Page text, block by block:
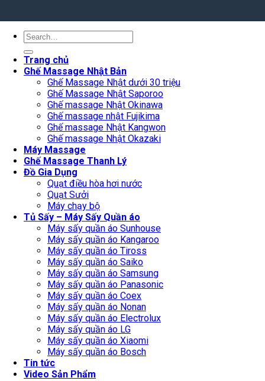
Search
Trang chủ
Ghế Massage Nhật Bản
Ghế Massage Nhật dưới 30 triệu
Ghế Massage Nhật Saporoo
Ghế massage Nhật Okinawa
Ghế massage nhật Fujikima
Ghế massage Nhật Kangwon
Ghế massage Nhật Okazaki
Máy Massage
Ghế Massage Thanh Lý
Đồ Gia Dụng
Quạt điều hòa hơi nước
Quạt Sưởi
Máy chạy bộ
Tủ Sấy – Máy Sấy Quần áo
Máy sấy quần áo Sunhouse
Máy sấy quần áo Kangaroo
Máy sấy quần áo Tiross
Máy sấy quần áo Saiko
Máy sấy quần áo Samsung
Máy sấy quần áo Panasonic
Máy sấy quần áo Coex
Máy sấy quần áo Nonan
Máy sấy quần áo Electrolux
Máy sấy quần áo LG
Máy sấy quần áo Xiaomi
Máy sấy quần áo Bosch
Tin tức
Video Sản Phẩm